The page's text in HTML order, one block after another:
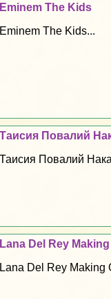
Eminem The Kids
Eminem The Kids...
Таисия Повалий
Таисия Повалий
Lana Del Rey
Lana Del Rey Making